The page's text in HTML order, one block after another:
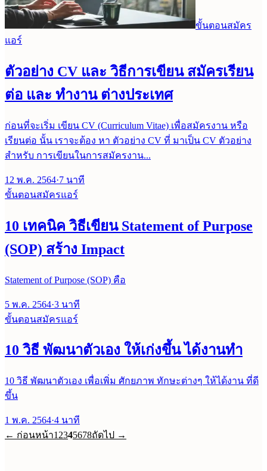
ขั้นตอนสมัคร
แอร์
ตัวอย่าง CV และ วิธีการเขียน สมัครเรียน
ต่อ และ ทำงาน ต่างประเทศ
ก่อนที่จะเริ่ม เขียน CV (Curriculum Vitae) เพื่อสมัครงาน หรือ
เรียนต่อ นั้น เราจะต้อง หา ตัวอย่าง CV ที่ มาเป็น CV ตัวอย่าง
สำหรับ การเขียนในการสมัครงาน...
12 พ.ค. 2564·7 นาที
ขั้นตอนสมัครแอร์
10 เทคนิค วิธีเขียน Statement of Purpose
(SOP) สร้าง Impact
Statement of Purpose (SOP) คือ
5 พ.ค. 2564·3 นาที
ขั้นตอนสมัครแอร์
10 วิธี พัฒนาตัวเอง ให้เก่งขึ้น ได้งานทำ
10 วิธี พัฒนาตัวเอง เพื่อเพิ่ม ศักยภาพ ทักษะต่างๆ ให้ได้งาน ที่ดี
ขึ้น
1 พ.ค. 2564·4 นาที
← ก่อนหน้า1 2345678ถัดไป →